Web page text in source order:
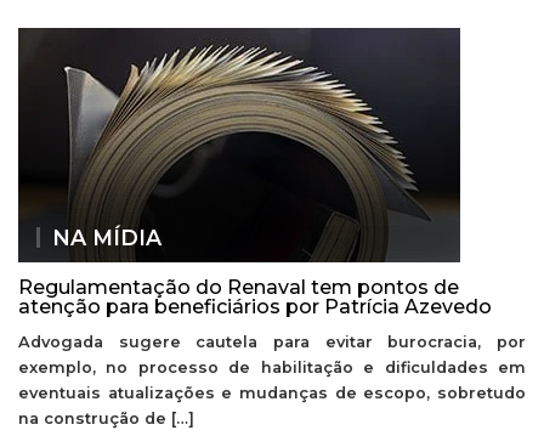
NA MÍDIA
Regulamentação do Renaval tem pontos de
atenção para beneficiários por Patrícia Azevedo
Advogada sugere cautela para evitar burocracia, por
exemplo, no processo de habilitação e dificuldades em
eventuais atualizações e mudanças de escopo, sobretudo
na construção de […]